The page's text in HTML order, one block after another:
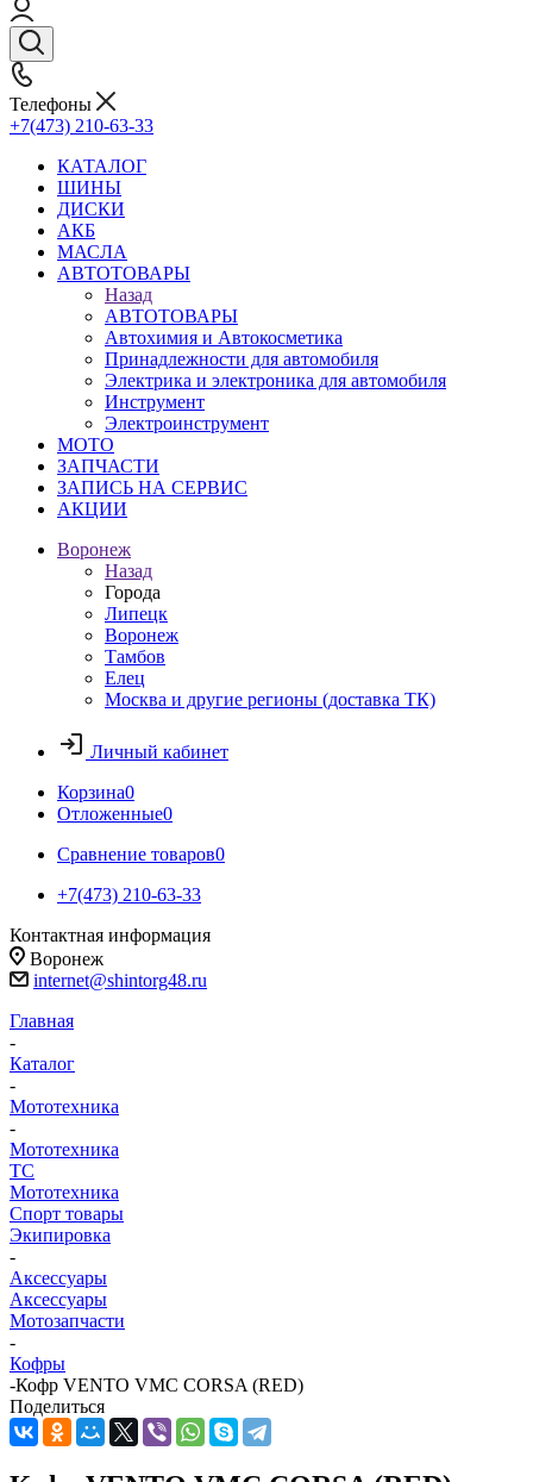
Телефоны
+7(473) 210-63-33
КАТАЛОГ
ШИНЫ
ДИСКИ
АКБ
МАСЛА
АВТОТОВАРЫ
Назад
АВТОТОВАРЫ
Автохимия и Автокосметика
Принадлежности для автомобиля
Электрика и электроника для автомобиля
Инструмент
Электроинструмент
МОТО
ЗАПЧАСТИ
ЗАПИСЬ НА СЕРВИС
АКЦИИ
Воронеж
Назад
Города
Липецк
Воронеж
Тамбов
Елец
Москва и другие регионы (доставка ТК)
Личный кабинет
Корзина0
Отложенные0
Сравнение товаров0
+7(473) 210-63-33
Контактная информация
Воронеж
internet@shintorg48.ru
Главная
-
Каталог
-
Мототехника
-
Мототехника
ТС
Мототехника
Спорт товары
Экипировка
-
Аксессуары
Аксессуары
Мотозапчасти
-
Кофры
-Кофр VENTO VMC CORSA (RED)
Поделиться